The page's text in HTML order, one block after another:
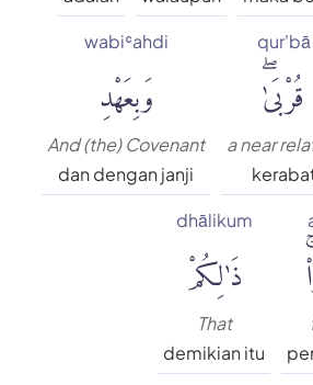
qur'bā
قُرْبَىٰۖ
a near
wabiʿahdi
وَبِعَهْدِ
And (the) Covenant
dan dengan janji
dhālikum
ذَٰلِكُمْ
That
demikian itu